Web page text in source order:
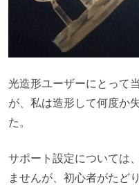
光造形ユーザーにとって
が、私は造形して何度か
た。
サポート設定については
ませんが、初心者がたど